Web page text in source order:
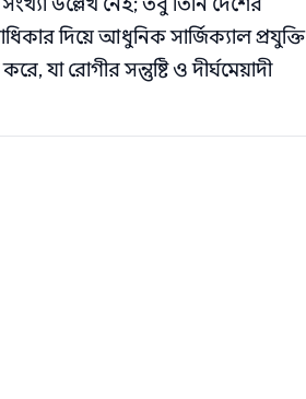
দিয়ে আধুনিক সার্জিক্যাল প্রযুক্তি
যা রোগীর সন্তুষ্টি ও দীর্ঘমেয়াদী